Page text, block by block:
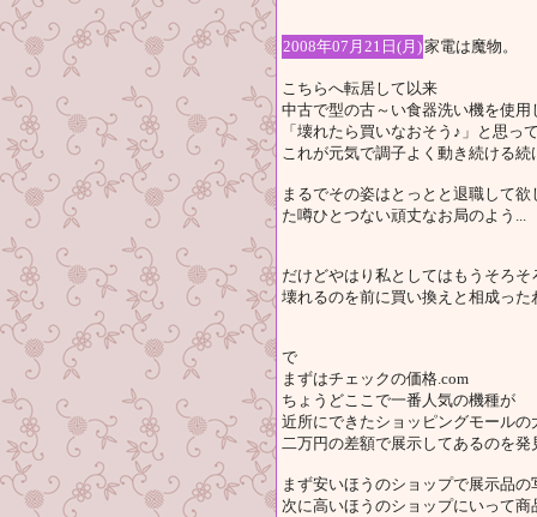
2008年07月21日(月)家電は魔物。
こちらへ転居して以来
中古で型の古～い食器洗い機を使
「壊れたら買いなおそう♪」と思っ
これが元気で調子よく動き続ける続
まるでその姿はとっとと退職して
た噂ひとつない頑丈なお局のよう...
だけどやはり私としてはもうそろ
壊れるのを前に買い換えと相成った
で
まずはチェックの価格.com
ちょうどここで一番人気の機種が
近所にできたショッピングモール
二万円の差額で展示してあるのを発
まず安いほうのショップで展示品の
次に高いほうのショップにいって